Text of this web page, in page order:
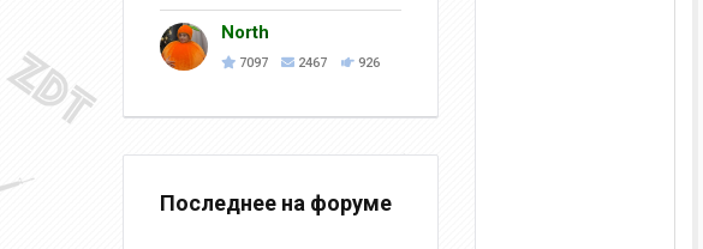
North
7097 2467 926
Последнее на форуме